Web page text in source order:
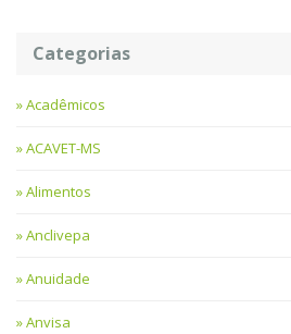
Categorias
Acadêmicos
ACAVET-MS
Alimentos
Anclivepa
Anuidade
Anvisa